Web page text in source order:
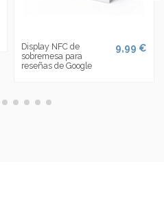
Display NFC de
sobremesa para
reseñas de Google
9,99 €